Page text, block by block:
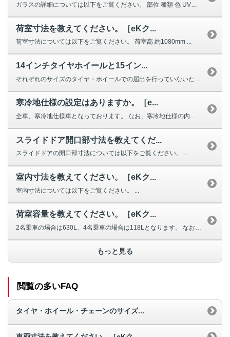
ガラスの詳細については以下をご覧ください。 部位 種類 色 UVカ...
荷室寸法を教えてください。［eKク...
荷室寸法については以下をご覧ください。 荷室高 約1080mm ...
14インチタイヤホイールと15イン...
寒冷地仕様の設定はありますか。［e...
全車、寒冷地仕様車となっております。 なお、寒冷地仕様の内容は下記の通り...
スライドドア開口部寸法を教えてくだ...
スライドドアの開口部寸法については以下をご覧ください。 ...
室内寸法を教えてください。［eKク...
室内寸法については以下をご覧ください。 ...
荷室容量を教えてください。［eKク...
2名乗車の場合は630L、4名乗車の場合は118Lとなります。 なお、ラ...
もっと見る
閲覧の多いFAQ
タイヤ・ホイール・チェーンのサイズ...